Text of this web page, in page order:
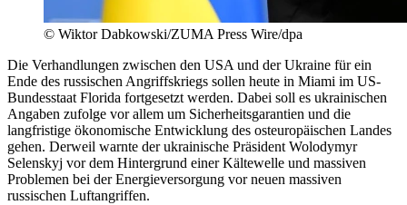
© Wiktor Dabkowski/ZUMA Press Wire/dpa
Die Verhandlungen zwischen den USA und der Ukraine für ein
Ende des russischen Angriffskriegs sollen heute in Miami im US-
Bundesstaat Florida fortgesetzt werden. Dabei soll es ukrainischen
Angaben zufolge vor allem um Sicherheitsgarantien und die
langfristige ökonomische Entwicklung des osteuropäischen Landes
gehen. Derweil warnte der ukrainische Präsident Wolodymyr
Selenskyj vor dem Hintergrund einer Kältewelle und massiven
Problemen bei der Energieversorgung vor neuen massiven
russischen Luftangriffen.